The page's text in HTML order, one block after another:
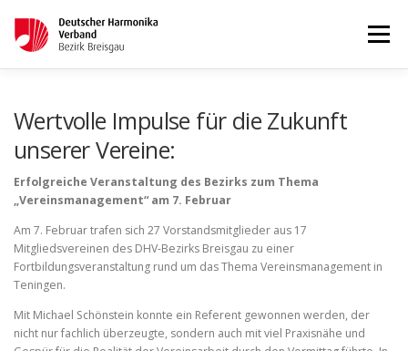
Menü
Wertvolle Impulse für die Zukunft
unserer Vereine:
Erfolgreiche Veranstaltung des Bezirks zum Thema
„Vereinsmanagement“ am 7. Februar
Am 7. Februar trafen sich 27 Vorstandsmitglieder aus 17
Mitgliedsvereinen des DHV-Bezirks Breisgau zu einer
Fortbildungsveranstaltung rund um das Thema Vereinsmanagement in
Teningen.
Mit Michael Schönstein konnte ein Referent gewonnen werden, der
nicht nur fachlich überzeugte, sondern auch mit viel Praxisnähe und